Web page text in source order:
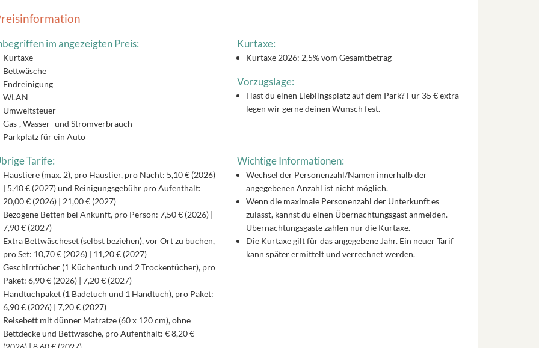
im angezeigten Preis:
Kurtaxe
Bettwäsche
Endreinigung
WLAN
Umweltsteuer
Gas-, Wasser- und Stromverbrauch
Parkplatz für ein Auto
Kurtaxe:
Kurtaxe 2026: 2,5% vom Gesamtbetrag
Vorzugslage:
Hast du einen Lieblingsplatz auf dem Park? Für 35 € extra
legen wir gerne deinen Wunsch fest.
Tarife:
Haustiere (max. 2), pro Haustier, pro Nacht: 5,10 € (2026)
| 5,40 € (2027) und Reinigungsgebühr pro Aufenthalt:
20,00 € (2026) | 21,00 € (2027)
Bezogene Betten bei Ankunft, pro Person: 7,50 € (2026) |
7,90 € (2027)
Extra Bettwäscheset (selbst beziehen), vor Ort zu buchen,
pro Set: 10,70 € (2026) | 11,20 € (2027)
Geschirrtücher (1 Küchentuch und 2 Trockentücher), pro
Paket: 6,90 € (2026) | 7,20 € (2027)
Handtuchpaket (1 Badetuch und 1 Handtuch), pro Paket:
6,90 € (2026) | 7,20 € (2027)
Reisebett mit dünner Matratze (60 x 120 cm), ohne
Bettdecke und Bettwäsche, pro Aufenthalt: € 8,20 €
Wichtige Informationen:
Wechsel der Personenzahl/Namen innerhalb der
angegebenen Anzahl ist nicht möglich.
Wenn die maximale Personenzahl der Unterkunft es
zulässt, kannst du einen Übernachtungsgast anmelden.
Übernachtungsgäste zahlen nur die Kurtaxe.
Die Kurtaxe gilt für das angegebene Jahr. Ein neuer Tarif
kann später ermittelt und verrechnet werden.